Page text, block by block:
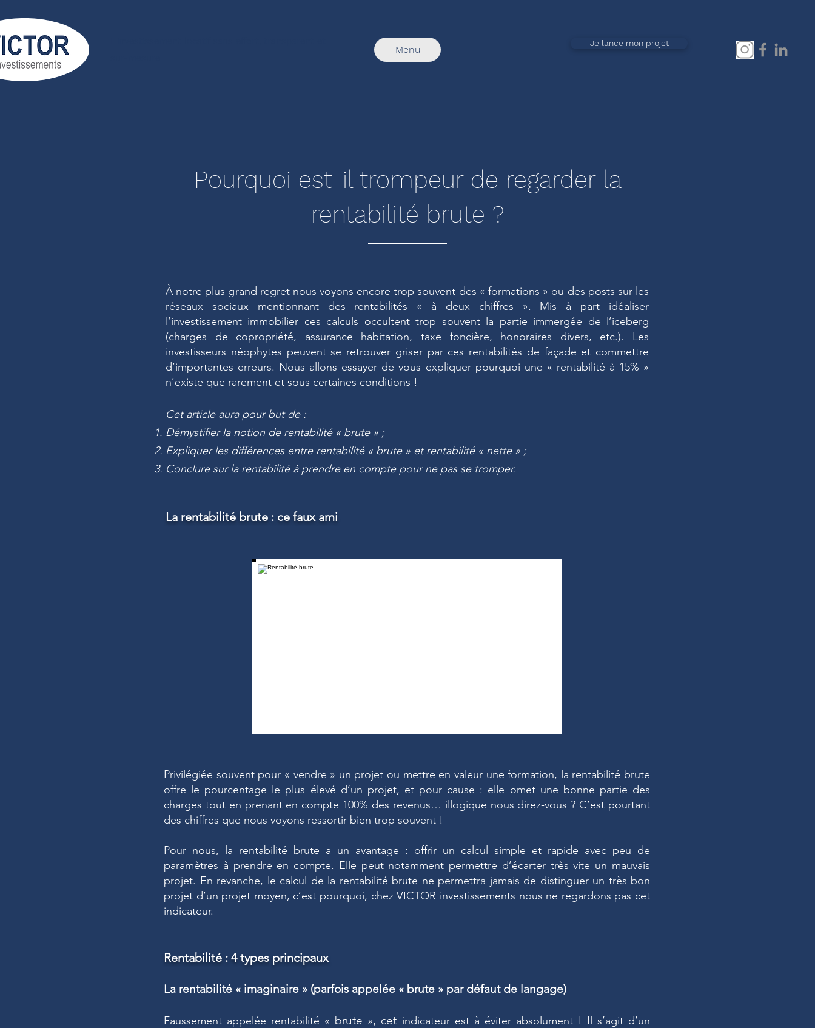
Menu
Je lance mon projet
Pourquoi est-il trompeur de regarder la
rentabilité brute ?
À notre plus grand regret nous voyons encore trop souvent des « formations » ou des posts sur les
réseaux sociaux mentionnant des rentabilités « à deux chiffres ». Mis à part idéaliser
l’investissement immobilier ces calculs occultent trop souvent la partie immergée de l’iceberg
(charges de copropriété, assurance habitation, taxe foncière, honoraires divers, etc.). Les
investisseurs néophytes peuvent se retrouver griser par ces rentabilités de façade et commettre
d’importantes erreurs. Nous allons essayer de vous expliquer pourquoi une « rentabilité à 15% »
n’existe que rarement et sous certaines conditions !
Cet article aura pour but de :
Démystifier la notion de rentabilité « brute » ;
Expliquer les différences entre rentabilité « brute » et rentabilité « nette » ;
Conclure sur la rentabilité à prendre en compte pour ne pas se tromper.
La rentabilité brute : ce faux ami
Privilégiée souvent pour « vendre » un projet ou mettre en valeur une formation, la rentabilité brute
offre le pourcentage le plus élevé d’un projet, et pour cause : elle omet une bonne partie des
charges tout en prenant en compte 100% des revenus… illogique nous direz-vous ? C’est pourtant
des chiffres que nous voyons ressortir bien trop souvent !
Pour nous, la rentabilité brute a un avantage : offrir un calcul simple et rapide avec peu de
paramètres à prendre en compte. Elle peut notamment permettre d’écarter très vite un mauvais
projet. En revanche, le calcul de la rentabilité brute ne permettra jamais de distinguer un très bon
projet d’un projet moyen, c’est pourquoi, chez VICTOR investissements nous ne regardons pas cet
indicateur.
Rentabilité : 4 types principaux
La rentabilité « imaginaire » (parfois appelée « brute » par défaut de langage)
Faussement appelée rentabilité « brute », cet indicateur est à éviter absolument ! Il s’agit d’un